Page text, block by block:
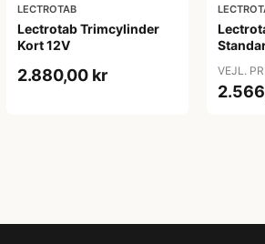
LECTROTAB
Lectrotab Trimcylinder
Kort 12V
2.880,00 kr VEJL.